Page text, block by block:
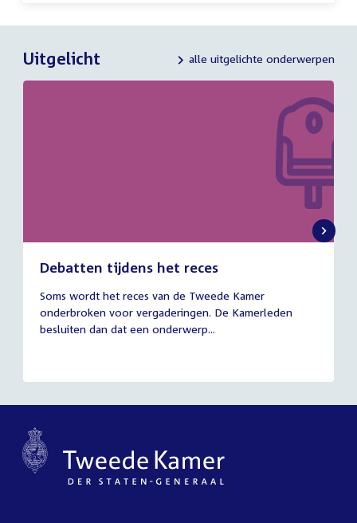
Uitgelicht alle uitgelichte onderwerpen
Debatten tijdens het reces
juli
2026
Soms wordt het reces van de Tweede Kamer
onderbroken voor vergaderingen. De Kamerleden
besluiten dan dat een onderwerp...